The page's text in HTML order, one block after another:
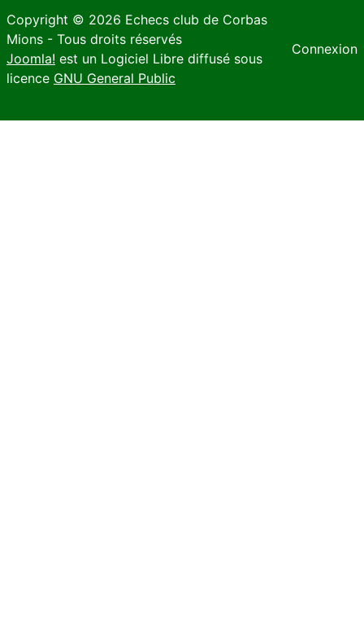
Copyright © 2026 Echecs club de Corbas
Mions - Tous droits réservés
Joomla! est un Logiciel Libre diffusé sous
licence GNU General Public
Connexion